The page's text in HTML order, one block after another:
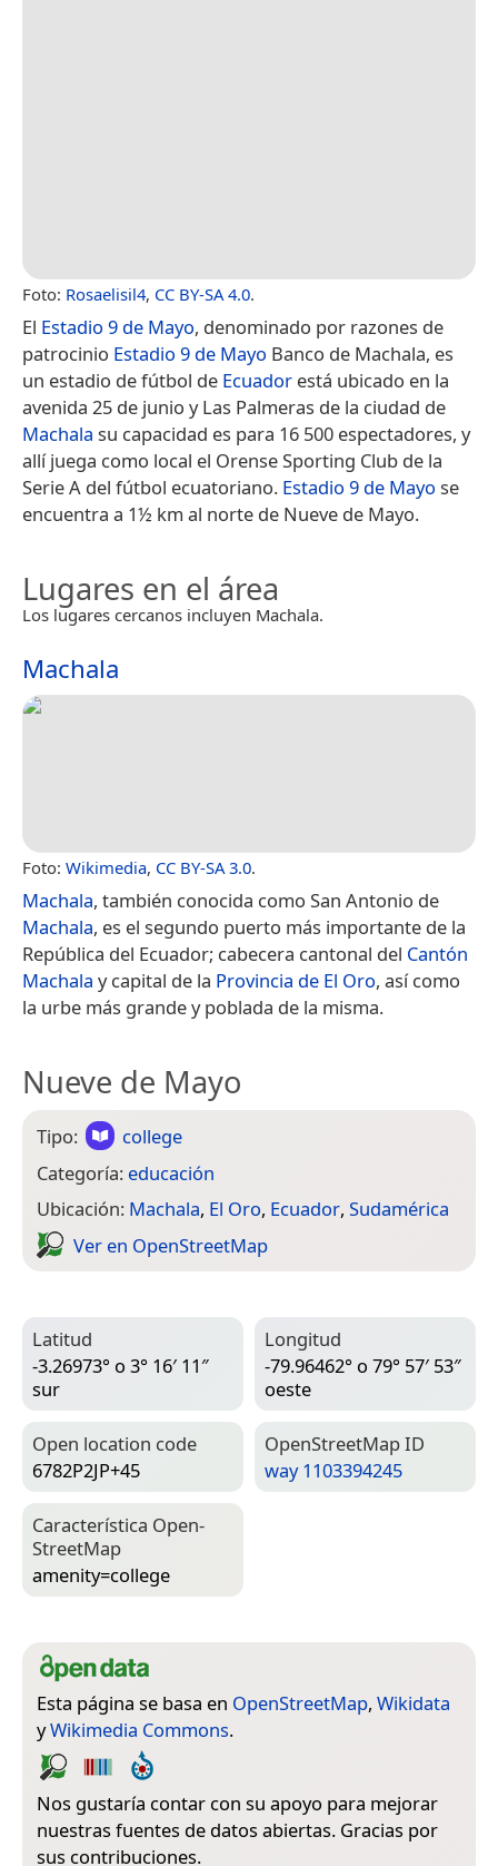
Foto: Rosaelisil4, CC BY-SA 4.0.
El Estadio 9 de Mayo, denominado por razones de
patrocinio Estadio 9 de Mayo Banco de Machala,​ es
un estadio de fútbol de Ecuador está ubicado en la
avenida 25 de junio y Las Palmeras de la ciudad de
Machala su capacidad es para 16 500 espectadores, y
allí juega como local el Orense Sporting Club de la
Serie A del fútbol ecuatoriano. Estadio 9 de Mayo se
encuentra a 1½ km al norte de Nueve de Mayo.
Lugares en el área
Los lugares cercanos incluyen Machala.
Machala
Foto: Wikimedia, CC BY-SA 3.0.
Machala, también conocida como San Antonio de
Machala, es el segundo puerto más importante de la
República del Ecuador; cabecera cantonal del Cantón
Machala y capital de la Provincia de El Oro, así como
la urbe más grande y poblada de la misma.
Nueve de Mayo
Tipo:
college
Categoría: educación
Ubicación: Machala, El Oro, Ecuador, Sudamérica
Ver en Open­Street­Map
Latitud
-3.26973° o 3° 16′ 11″
sur
Longitud
-79.96462° o 79° 57′ 53″
oeste
Open location code
6782P2JP+45
Open­Street­Map ID
way 1103394245
Característica Open­
Street­Map
amenity=­college
Esta página se basa en OpenStreetMap, Wikidata
yWikimedia Commons.
Nos gustaría contar con su apoyo para mejorar
nuestras fuentes de datos abiertas. Gracias por
sus contribuciones.